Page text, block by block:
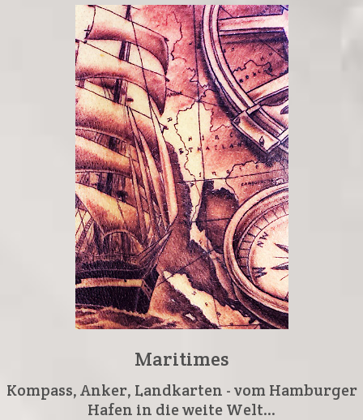
Maritimes
Kompass, Anker, Landkarten - vom Hamburger
Hafen in die weite Welt...